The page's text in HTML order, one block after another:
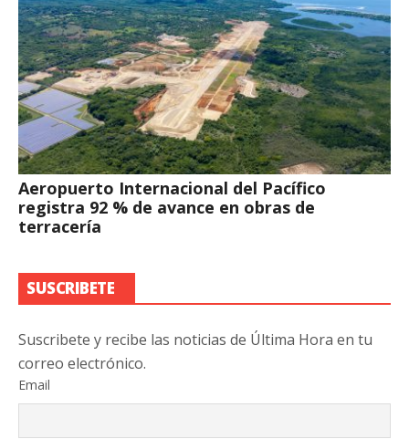
Aeropuerto Internacional del Pacífico
registra 92 % de avance en obras de
terracería
SUSCRIBETE
Suscribete y recibe las noticias de Última Hora en tu
correo electrónico.
Email